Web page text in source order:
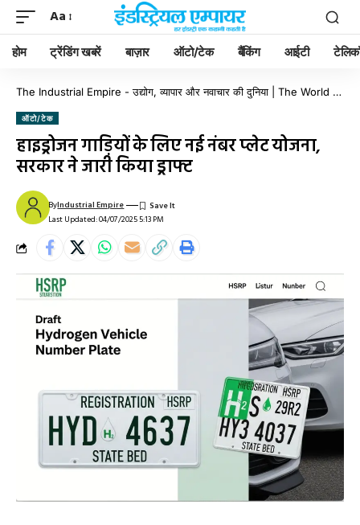
Aa
होम ट्रेंडिंग खबरें बाज़ार ऑटो/टेक बैंकिंग आईटी
The Industrial Empire - उद्योग, व्यापार और नवाचार की दुनिया | The World of Industry, Business & Innovation
ऑटो/टेक
हाइड्रोजन गाड़ियों के लिए नई नंबर प्लेट योजना,
सरकार ने जारी किया ड्राफ्ट
Last Updated: 04/07/2025 5:13 PM
ByIndustrial Empire